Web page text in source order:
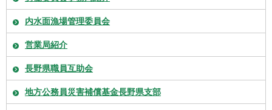
内水面漁場管理委員会
営業局紹介
長野県職員互助会
地方公務員災害補償基金長野県支部